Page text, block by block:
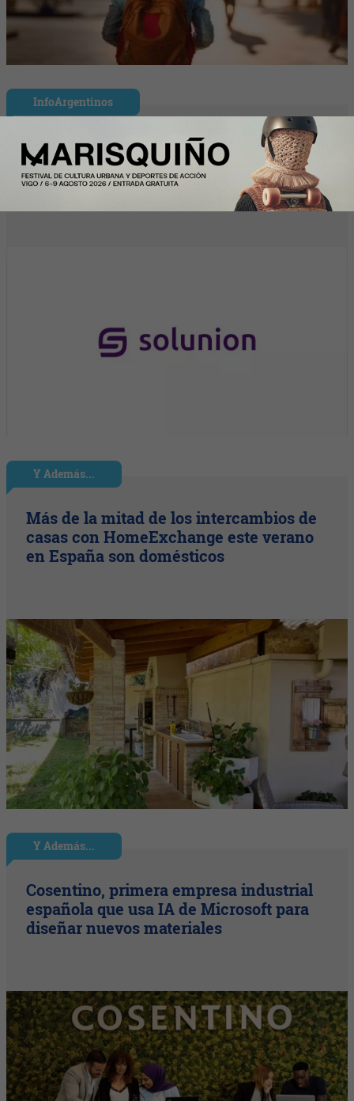
InfoArgentinos
Solunion refuerza su equipo directivo en
América Latina con dos nuevos
nombramientos
Y Además...
Más de la mitad de los intercambios de
casas con HomeExchange este verano
en España son domésticos
Y Además...
Cosentino, primera empresa industrial
española que usa IA de Microsoft para
diseñar nuevos materiales